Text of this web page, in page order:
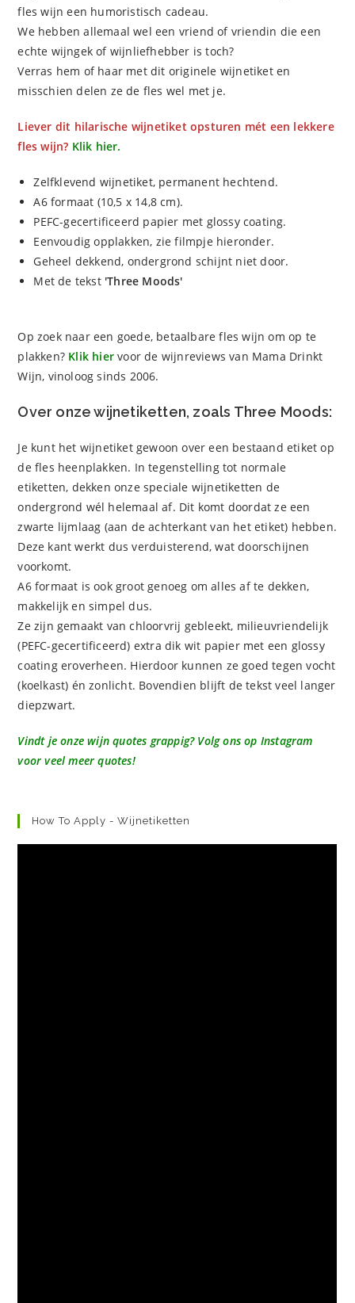
fles wijn een humoristisch cadeau.
We hebben allemaal wel een vriend of vriendin die een
echte wijngek of wijnliefhebber is toch?
Verras hem of haar met dit originele wijnetiket en
misschien delen ze de fles wel met je.
Liever dit hilarische wijnetiket opsturen mét een lekkere
fles wijn? Klik hier.
Zelfklevend wijnetiket, permanent hechtend.
A6 formaat (10,5 x 14,8 cm).
PEFC-gecertificeerd papier met glossy coating.
Eenvoudig opplakken, zie filmpje hieronder.
Geheel dekkend, ondergrond schijnt niet door.
Met de tekst 'Three Moods'
Op zoek naar een goede, betaalbare fles wijn om op te
plakken? Klik hier voor de wijnreviews van Mama Drinkt
Wijn, vinoloog sinds 2006.
Over onze wijnetiketten, zoals Three Moods:
Je kunt het wijnetiket gewoon over een bestaand etiket op
de fles heenplakken. In tegenstelling tot normale
etiketten, dekken onze speciale wijnetiketten de
ondergrond wél helemaal af. Dit komt doordat ze een
zwarte lijmlaag (aan de achterkant van het etiket) hebben.
Deze kant werkt dus verduisterend, wat doorschijnen
voorkomt.
A6 formaat is ook groot genoeg om alles af te dekken,
makkelijk en simpel dus.
Ze zijn gemaakt van chloorvrij gebleekt, milieuvriendelijk
(PEFC-gecertificeerd) extra dik wit papier met een glossy
coating eroverheen. Hierdoor kunnen ze goed tegen vocht
(koelkast) én zonlicht. Bovendien blijft de tekst veel langer
diepzwart.
Vindt je onze wijn quotes grappig? Volg ons op Instagram
voor veel meer quotes!
How To Apply - Wijnetiketten